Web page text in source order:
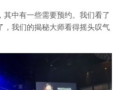
中有一些需要预约。我们看了
，我们的揭秘大师看得摇头叹气